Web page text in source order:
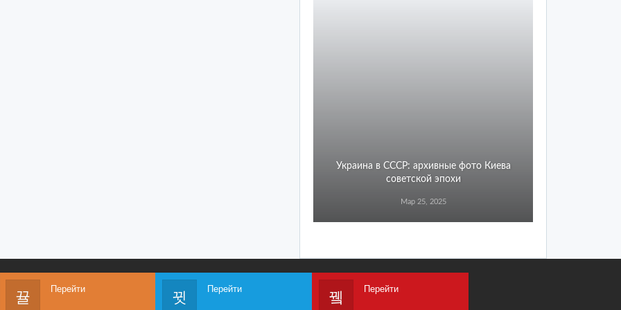
Украина в СССР: архивные фото Киева
советской эпохи
Мар 25, 2025
Перейти Перейти Перейти